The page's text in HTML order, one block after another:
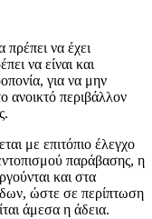
να έχει
να είναι και
για να μην
ανοικτό περιβάλλον
με επιτόπιο έλεγχο
παράβασης, η
και στα
ώστε σε περίπτωση
άμεσα η άδεια.